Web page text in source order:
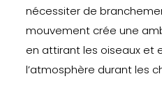
nécessiter de
mouvement crée une
en attirant les oiseaux et
l’atmosphère durant les